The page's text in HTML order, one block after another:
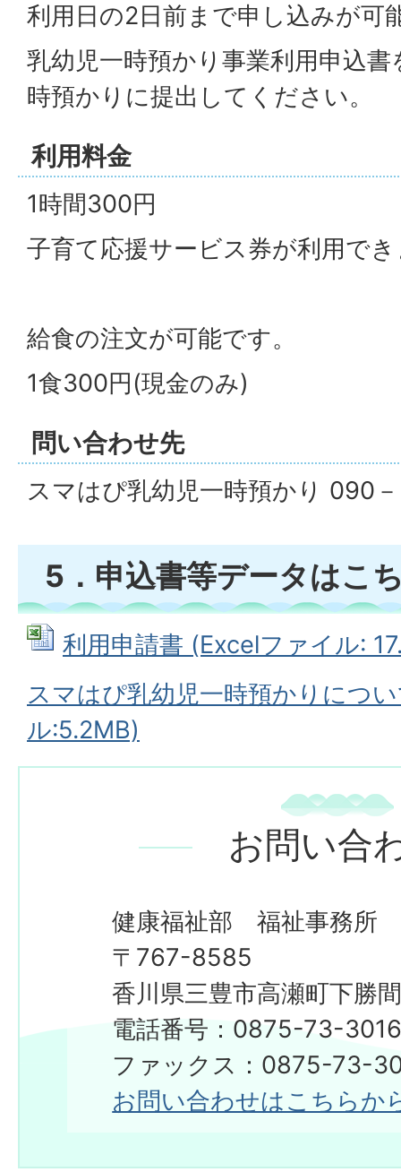
利用日の2日前まで申し込みが可
乳幼児一時預かり事業利用申込
時預かりに提出してください。
利用料金
1時間300円
子育て応援サービス券が利用で
給食の注文が可能です。
1食300円(現金のみ)
問い合わせ先
スマはぴ乳幼児一時預かり 090
5．申込書等データはこ
利用申請書 (Excelファイル:
スマはぴ乳幼児一時預かりにつ
ル:5.2MB)
お問い合
健康福祉部 福祉事務所
〒767-8585
香川県三豊市高瀬町下勝
電話番号：0875-73-
ファックス：0875-73-
お問い合わせはこちらか